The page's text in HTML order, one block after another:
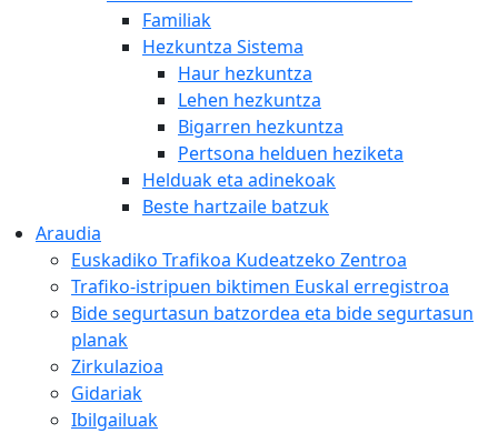
Familiak
Hezkuntza Sistema
Haur hezkuntza
Lehen hezkuntza
Bigarren hezkuntza
Pertsona helduen heziketa
Helduak eta adinekoak
Beste hartzaile batzuk
Araudia
Euskadiko Trafikoa Kudeatzeko Zentroa
Trafiko-istripuen biktimen Euskal erregistroa
Bide segurtasun batzordea eta bide segurtasun
planak
Zirkulazioa
Gidariak
Ibilgailuak